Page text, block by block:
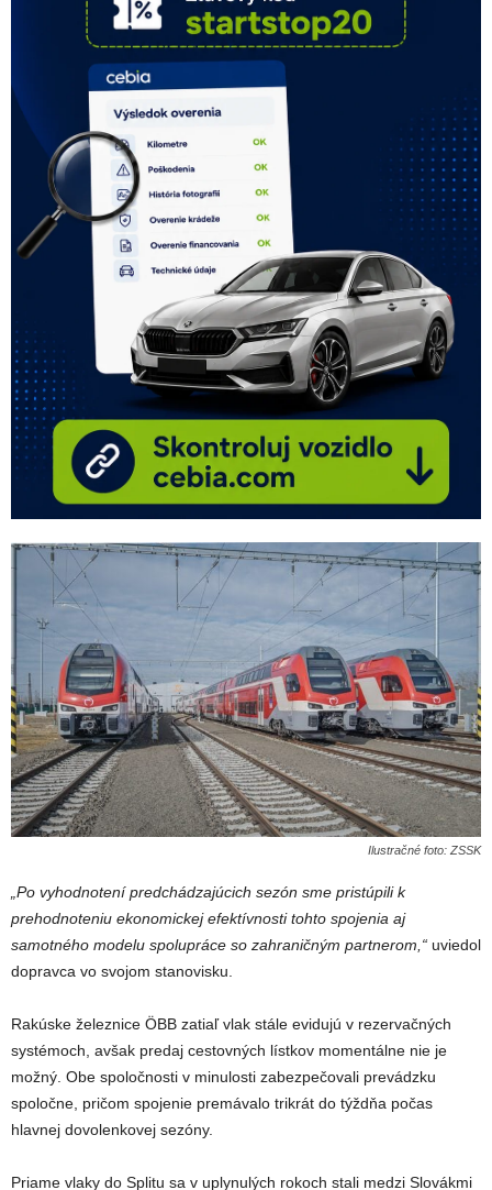
Ilustračné foto: ZSSK
„Po vyhodnotení predchádzajúcich sezón sme pristúpili k
prehodnoteniu ekonomickej efektívnosti tohto spojenia aj
samotného modelu spolupráce so zahraničným partnerom,“ uviedol
dopravca vo svojom stanovisku.
Rakúske železnice ÖBB zatiaľ vlak stále evidujú v rezervačných
systémoch, avšak predaj cestovných lístkov momentálne nie je
možný. Obe spoločnosti v minulosti zabezpečovali prevádzku
spoločne, pričom spojenie premávalo trikrát do týždňa počas
hlavnej dovolenkovej sezóny.
Priame vlaky do Splitu sa v uplynulých rokoch stali medzi Slovákmi